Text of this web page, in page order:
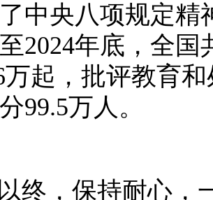
中央八项规定精
2024年底，全
万起，批评教育
99.5万人。
终，保持耐心，